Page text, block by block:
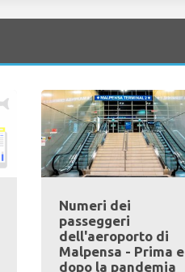
Numeri dei
passeggeri
dell'aeroporto di
Malpensa - Prima e
dopo la pandemia